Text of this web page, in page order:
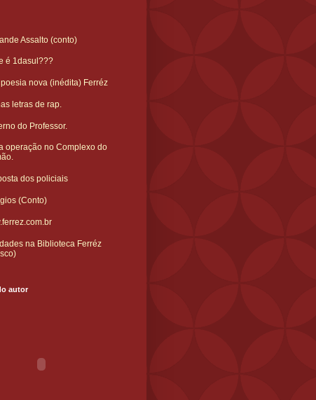
Assalto (conto)
é 1dasul???
nova (inédita) Ferréz
letras de rap.
do Professor.
operação no Complexo do
dos policiais
(Conto)
na Biblioteca Ferréz
autor